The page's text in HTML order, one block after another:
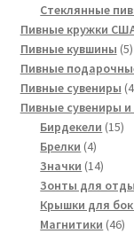
Стеклянные
Пивные кружки
Пивные кувшины 55
Пивные
Пивные сувениры
Пивные сувениры и
Бирдекели 1515
Брелки 44
товара
Значки 1414
Зонты для
Крышки для
Магнитики 4646